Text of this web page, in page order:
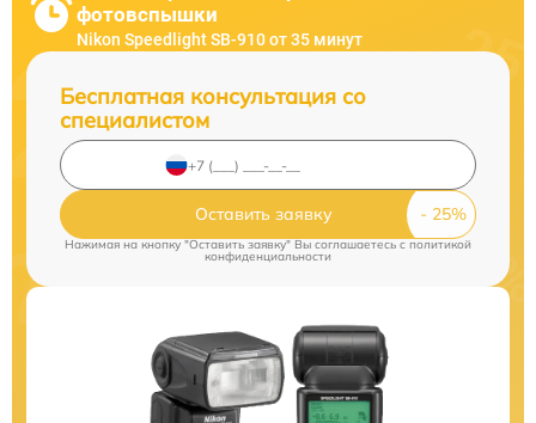
фотовспышки
Nikon Speedlight SB-910 от 35 минут
Бесплатная консультация со
специалистом
Оставить заявку
Нажимая на кнопку "Оставить заявку" Вы соглашаетесь cполитикой
конфиденциальности